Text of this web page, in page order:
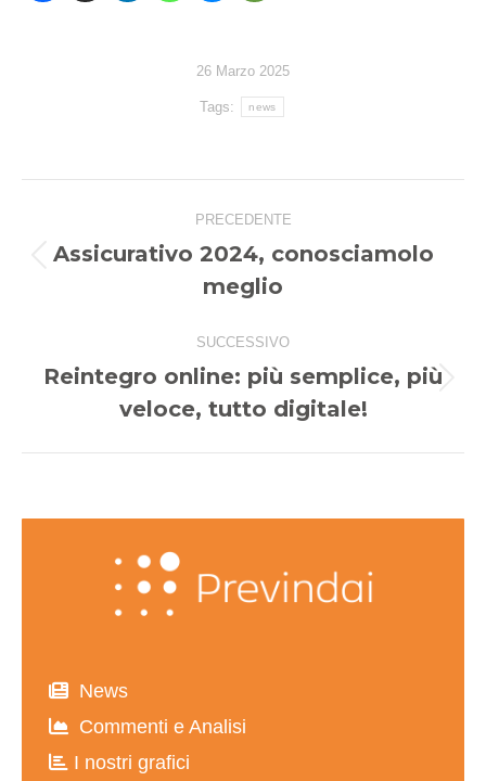
26 Marzo 2025
Tags: news
PRECEDENTE
Post
precedente:
Assicurativo 2024, conosciamolo
meglio
SUCCESSIVO
Prossimo
post:
Reintegro online: più semplice, più
veloce, tutto digitale!
News
Commenti e Analisi
I nostri grafici